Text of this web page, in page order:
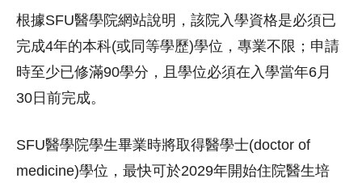
根據SFU醫學院網站說明，該院入學資格是必須已
完成4年的本科(或同等學歷)學位，專業不限；申請
時至少已修滿90學分，且學位必須在入學當年6月
30日前完成。
SFU醫學院學生畢業時將取得醫學士(doctor of
medicine)學位，最快可於2029年開始住院醫生培